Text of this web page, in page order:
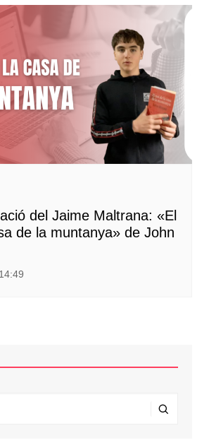
del Jaime Maltrana: «El
de la muntanya» de John